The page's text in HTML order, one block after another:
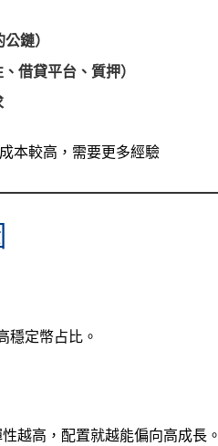
鏈）
借貸平台、質押）
本較高，需要更多經驗
穩定幣占比。
越高，配置就越能偏向高成長。